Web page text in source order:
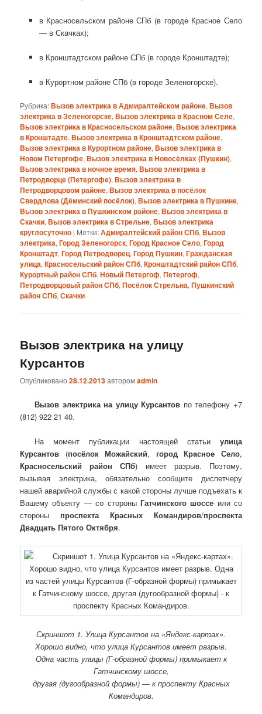
в Красносельском районе СПб (в городе Красное Село
— в Скачках);
в Кронштадтском районе СПб (в городе Кронштадте);
в Курортном районе СПб (в городе Зеленогорске).
Рубрика:Вызов электрика в Адмиралтейском районе,Вызов
электрика в Зеленогорске,Вызов электрика в Красном Селе,
Вызов электрика в Красносельском районе,Вызов электрика
в Кронштадте,Вызов электрика в Кронштадтском районе,
Вызов электрика в Курортном районе,Вызов электрика в
Новом Петергофе,Вызов электрика в Новосёлках (Пушкин),
Вызов электрика в ночное время,Вызов электрика в
Петродворце (Петергофе),Вызов электрика в
Петродворцовом районе,Вызов электрика в посёлок
Свердлова (Дёминский посёлок),Вызов электрика в Пушкине,
Вызов электрика в Пушкинском районе,Вызов электрика в
Скачки,Вызов электрика в Стрельне,Вызов электрика
круглосуточно | Метки:Адмиралтейский район СПб,Вызов
электрика,Город Зеленогорск,Город Красное Село,Город
Кронштадт,Город Петродворец,Город Пушкин,Гражданская
улица,Красносельский район СПб,Кронштадтский район СПб,
Курортный район СПб,Новый Петергоф,Петергоф,
Петродворцовый район СПб,Посёлок Стрельна,Пушкинский
район СПб,Скачки
Вызов электрика на улицу
Курсантов
Опубликовано28.12.2013авторомadmin
Вызов электрика на улицу Курсантов по телефону +7
(812) 922 21 40.
На момент публикации настоящей статьи улица
Курсантов (посёлок Можайский, город Красное Село,
Красносельский район СПб) имеет разрыв. Поэтому,
вызывая электрика, обязательно сообщите диспетчеру
нашей аварийной службы с какой стороны лучше подъехать к
Вашему объекту — со стороны Гатчинского шоссе или со
стороны проспекта Красных Командиров/проспекта
Двадцать Пятого Октября.
Скриншот 1. Улица Курсантов на «Яндекс-картах».
Хорошо видно, что улица Курсантов имеет разрыв.
Одна часть улицы (Г-образной формы) примыкает к
Гатчинскому шоссе,
другая (дугообразной формы) — к проспекту Красных
Командиров.